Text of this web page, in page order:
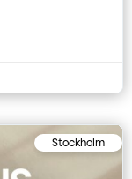
Stockholm